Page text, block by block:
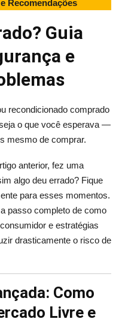
Recomendações
Guia
e
recondicionado comprado
o que você esperava —
mesmo de comprar.
anterior, fez uma
algo deu errado? Fique
para esses momentos.
passo completo de como
e estratégias
drasticamente o risco de
Como
Livre e